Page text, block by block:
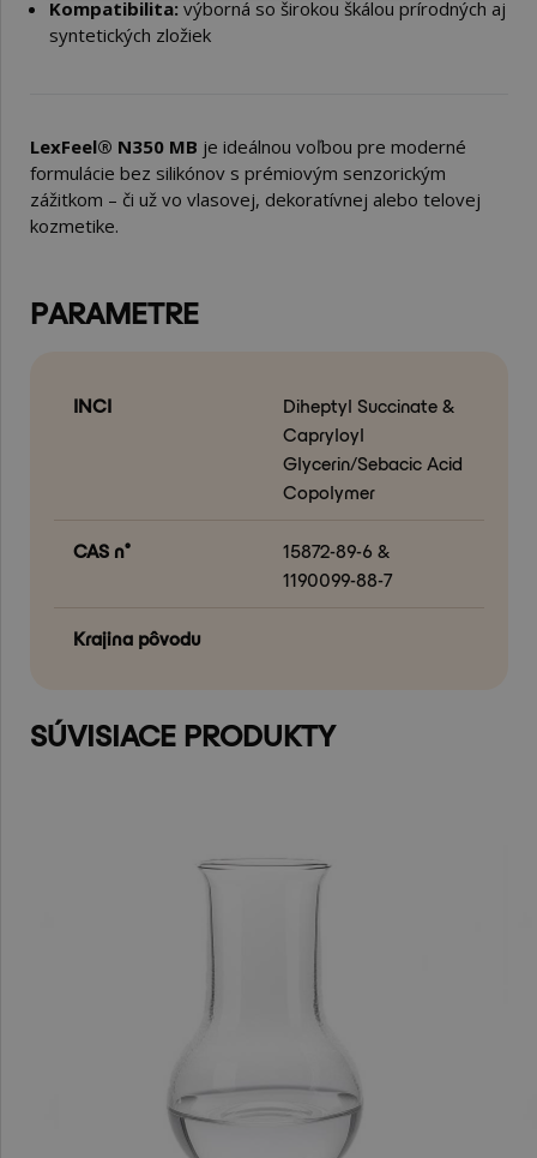
Kompatibilita: výborná so širokou škálou prírodných aj
syntetických zložiek
LexFeel® N350 MB je ideálnou voľbou pre moderné
formulácie bez silikónov s prémiovým senzorickým
zážitkom – či už vo vlasovej, dekoratívnej alebo telovej
kozmetike.
PARAMETRE
INCI
Diheptyl Succinate &
Capryloyl
Glycerin/Sebacic Acid
Copolymer
CAS n°
15872-89-6 &
1190099-88-7
Krajina pôvodu
SÚVISIACE PRODUKTY